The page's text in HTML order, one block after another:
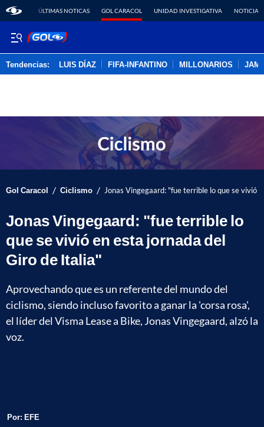
ÚLTIMAS NOTICAS GOL CARACOL UNIDAD INVESTIGATIVA NOTICIAS
Tendencias: LUIS DÍAZ FIFA-INFANTINO MILLONARIOS
Gol Caracol / Ciclismo / Jonas Vingegaard: "fue terrible lo que se vivió
Jonas Vingegaard: "fue terrible lo
que se vivió en esta jornada del
Giro de Italia"
Aprovechando que es un referente del mundo del
ciclismo, siendo incluso favorito a ganar la 'corsa rosa',
el líder del Visma Lease a Bike, Jonas Vingegaard, alzó la
voz.
Por: EFE